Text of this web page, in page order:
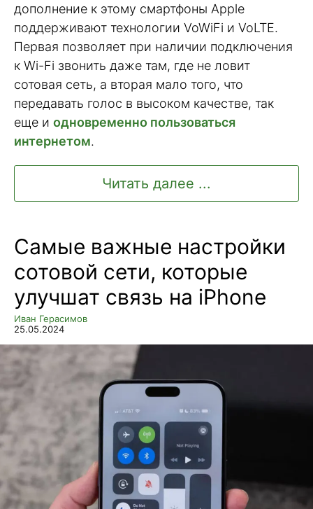
дополнение к этому смартфоны Apple
поддерживают технологии VoWiFi и VoLTE.
Первая позволяет при наличии подключения
к Wi-Fi звонить даже там, где не ловит
сотовая сеть, а вторая мало того, что
передавать голос в высоком качестве, так
еще и одновременно пользоваться
интернетом.
Читать далее ...
Самые важные настройки
сотовой сети, которые
улучшат связь на iPhone
Иван Герасимов
25.05.2024